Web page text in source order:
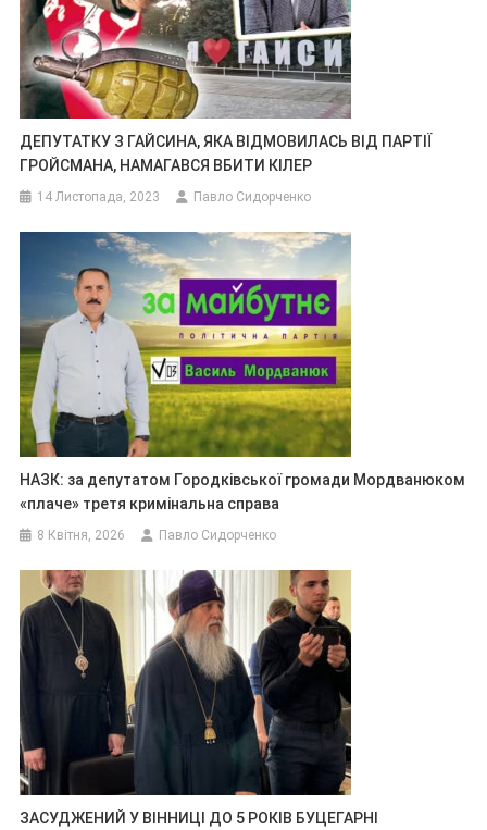
ДЕПУТАТКУ З ГАЙСИНА, ЯКА ВІДМОВИЛАСЬ ВІД ПАРТІЇ
ГРОЙСМАНА, НАМАГАВСЯ ВБИТИ КІЛЕР
14 Листопада, 2023 Павло Сидорченко
НАЗК: за депутатом Городківської громади Мордванюком
«плаче» третя кримінальна справа
8 Квітня, 2026 Павло Сидорченко
ЗАСУДЖЕНИЙ У ВІННИЦІ ДО 5 РОКІВ БУЦЕГАРНІ